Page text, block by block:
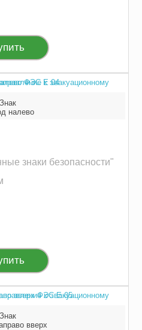
Знак
налево
знаки безопасности"
Знак
вверх